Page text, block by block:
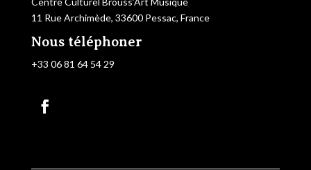
11 Rue Archimède, 33600 Pessac, France
Nous téléphoner
+33 06 81 64 54 29